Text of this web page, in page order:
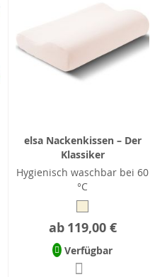
elsa Nackenkissen – Der
Klassiker
Hygienisch waschbar bei 60
°C
ab 119,00 €
Verfügbar